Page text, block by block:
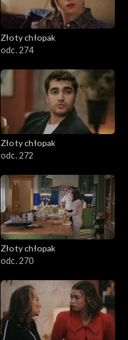
Złoty chłopak
odc. 274
Złoty chłopak
odc. 272
Złoty chłopak
odc. 270